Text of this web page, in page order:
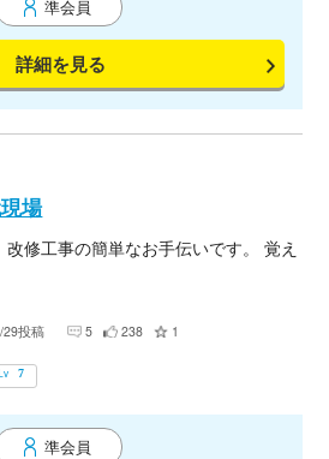
準会員
詳細を見る
場
修工事の簡単なお手伝いです。 覚え
29投稿 5 238 1
準会員
7